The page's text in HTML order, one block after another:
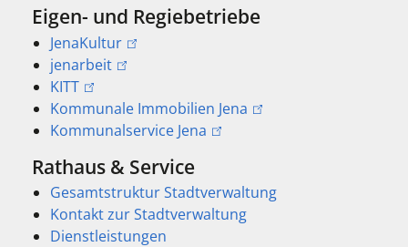
Eigen- und Regiebetriebe
JenaKultur
jenarbeit
KITT
Kommunale Immobilien Jena
Kommunalservice Jena
Rathaus & Service
Gesamtstruktur Stadtverwaltung
Kontakt zur Stadtverwaltung
Dienstleistungen